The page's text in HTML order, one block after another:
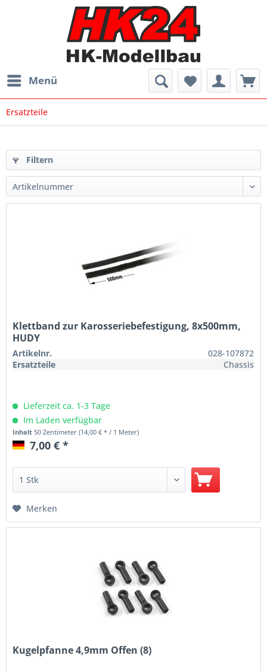
Menü
Ersatzteile
Filtern
Klettband zur Karosseriebefestigung, 8x500mm,
HUDY
Artikelnr.
028-107872
Ersatzteile
Chassis
Lieferzeit ca. 1-3 Tage
Im Laden verfügbar
Inhalt 50 Zentimeter(14,00 € * / 1 Meter)
7,00 € *
Merken
Kugelpfanne 4,9mm Offen (8)